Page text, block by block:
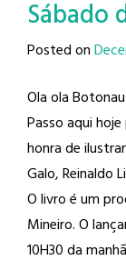
Sábado
Posted on
Ola ola
Passo aqui
honra de
Galo, Reinaldo
O livro é um
Mineiro​. O
10H30 da